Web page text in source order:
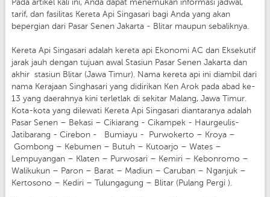
Pada artikel kali ini, Anda dapat menemukan informasi jadwal,
tarif, dan fasilitas Kereta Api Singasari bagi Anda yang akan
bepergian dari Pasar Senen Jakarta - Blitar maupun sebaliknya.
Kereta Api Singasari adalah kereta api Ekonomi AC dan Eksekutif
jarak jauh dengan tujuan awal Stasiun Pasar Senen Jakarta dan
akhir stasiun Blitar (Jawa Timur). Nama kereta api ini diambil dari
nama Kerajaan Singhasari yang didirikan Ken Arok pada abad ke-
13 yang daerahnya kini terletlak di sekitar Malang, Jawa Timur.
Kota-kota yang dilewati Kereta Api Singasari diantaranya adalah
Pasar Senen – Bekasi – Cikiarang - Cikampek - Haurgeulis-
Jatibarang - Cirebon - Bumiayu - Purwokerto – Kroya –
Gombong – Kebumen – Butuh – Kutoarjo – Wates –
Lempuyangan – Klaten – Purwosari – Kemiri – Kebonromo –
Walikukun – Paron – Barat – Madiun – Caruban – Nganjuk –
Kertosono – Kediri – Tulungagung – Blitar (Pulang Pergi ).